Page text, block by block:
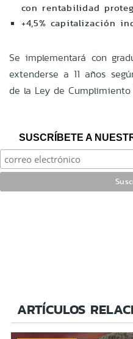
con rentabilidad
+4,5% capitalización
Se implementará con
extenderse a 11 años
de la Ley de
SUSCRÍBETE A
ARTÍCULOS